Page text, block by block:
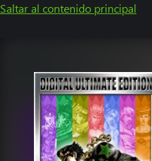
Saltar al contenido principal